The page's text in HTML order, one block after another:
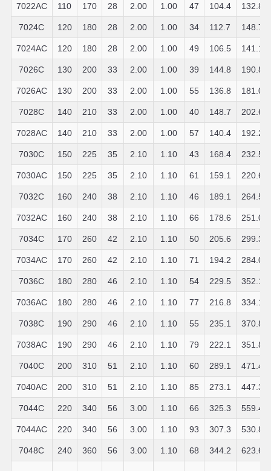
7022AC 110 170 28 2.00 1.00 47 104.4 132.8
7024C 120 180 28 2.00 1.00 34 112.7 148.7
7024AC 120 180 28 2.00 1.00 49 106.5 141.1
7026C 130 200 33 2.00 1.00 39 144.8 190.8
7026AC 130 200 33 2.00 1.00 55 136.8 181.0
7028C 140 210 33 2.00 1.00 40 148.7 202.6
7028AC 140 210 33 2.00 1.00 57 140.4 192.2
7030C 150 225 35 2.10 1.10 43 168.4 232.5
7030AC 150 225 35 2.10 1.10 61 159.1 220.6
7032C 160 240 38 2.10 1.10 46 189.1 264.5
7032AC 160 240 38 2.10 1.10 66 178.6 251.0
7034C 170 260 42 2.10 1.10 50 205.6 299.3
7034AC 170 260 42 2.10 1.10 71 194.2 284.0
7036C 180 280 46 2.10 1.10 54 229.5 352.1
7036AC 180 280 46 2.10 1.10 77 216.8 334.1
7038C 190 290 46 2.10 1.10 55 235.1 370.8
7038AC 190 290 46 2.10 1.10 79 222.1 351.8
7040C 200 310 51 2.10 1.10 60 289.1 471.4
7040AC 200 310 51 2.10 1.10 85 273.1 447.3
7044C 220 340 56 3.00 1.10 66 325.3 559.4
7044AC 220 340 56 3.00 1.10 93 307.3 530.8
7048C 240 360 56 3.00 1.10 68 344.2 623.6